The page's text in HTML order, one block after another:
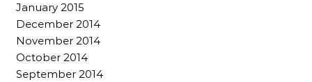
January 2015
December 2014
November 2014
October 2014
September 2014